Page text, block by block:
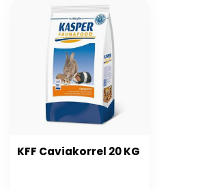
KFF Caviakorrel 20 KG